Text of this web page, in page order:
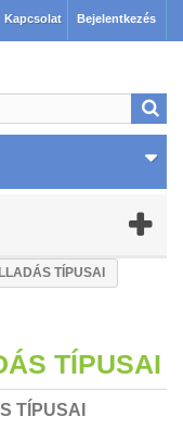
Bejelentkezés
Kapcsolat30.000 Ft felett
TÍPUSAI
TÍPUSAI
TÍPUSAI